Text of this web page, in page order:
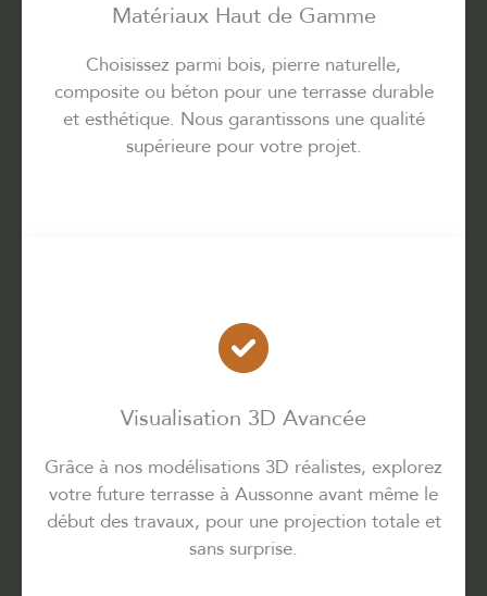
Matériaux Haut de Gamme
Choisissez parmi bois, pierre naturelle,
composite ou béton pour une terrasse durable
et esthétique. Nous garantissons une qualité
supérieure pour votre projet.
Visualisation 3D Avancée
Grâce à nos modélisations 3D réalistes, explorez
votre future terrasse à Aussonne avant même le
début des travaux, pour une projection totale et
sans surprise.